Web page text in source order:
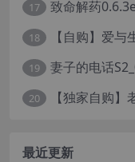
17
18
19
20
最近更新